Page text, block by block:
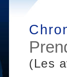
(Les